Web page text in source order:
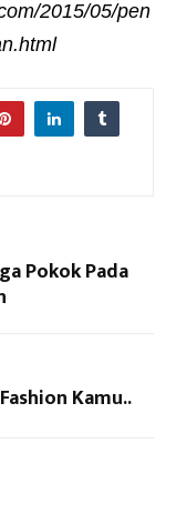
2015/05/pen
Pokok Pada
Kamu..